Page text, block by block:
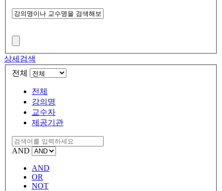
상세검색
전체
전체
강의명
교수자
제공기관
AND
AND
OR
NOT